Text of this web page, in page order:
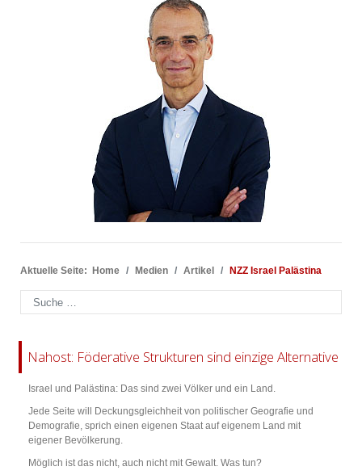
Aktuelle Seite: Home Medien Artikel NZZ Israel Palästina
Suchen
Nahost: Föderative Strukturen sind einzige Alternative
Israel und Palästina: Das sind zwei Völker und ein Land.
Jede Seite will Deckungsgleichheit von politischer Geografie und
Demografie, sprich einen eigenen Staat auf eigenem Land mit
eigener Bevölkerung.
Möglich ist das nicht, auch nicht mit Gewalt. Was tun?